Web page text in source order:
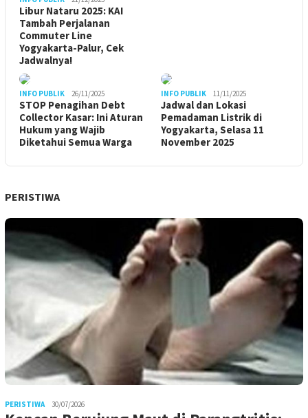
Libur Nataru 2025: KAI
Tambah Perjalanan
Commuter Line
Yogyakarta-Palur, Cek
Jadwalnya!
INFO PUBLIK 26/11/2025
STOP Penagihan Debt
Collector Kasar: Ini Aturan
Hukum yang Wajib
Diketahui Semua Warga
INFO PUBLIK 11/11/2025
Jadwal dan Lokasi
Pemadaman Listrik di
Yogyakarta, Selasa 11
November 2025
PERISTIWA
PERISTIWA 30/07/2026